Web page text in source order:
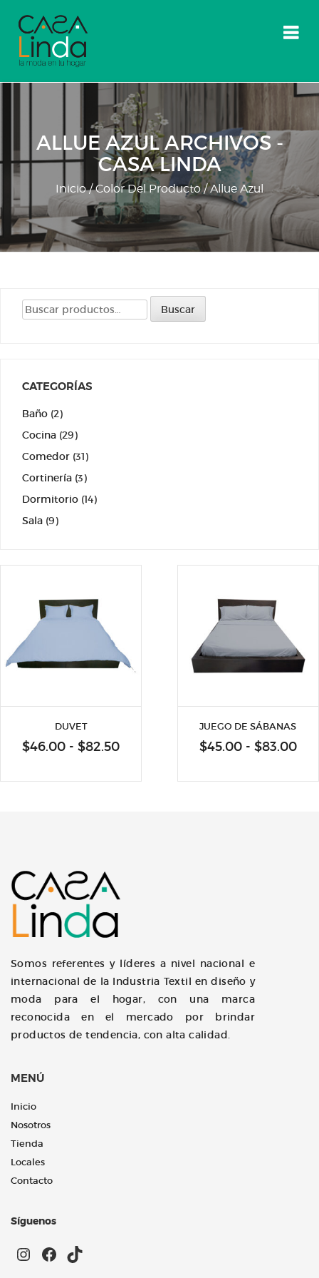
content
ALLUE AZUL ARCHIVOS -
CASA LINDA
Inicio/ Color Del Producto / Allue Azul
Buscar
por:
Buscar
CATEGORÍAS
Baño (2)
Cocina (29)
Comedor (31)
Cortinería (3)
Dormitorio (14)
Sala (9)
DUVET
$46.00 - $82.50Rango
precios:
JUEGO DE SÁBANAS
$45.00 - $83.00
Somos referentes y líderes a nivel nacional e
internacional de la Industria Textil en diseño y
moda para el hogar, con una marca
reconocida en el mercado por brindar
productos de tendencia, con alta calidad.
MENÚ
Inicio
Nosotros
Tienda
Locales
Contacto
Síguenos
Instagram
Facebook
TikTok